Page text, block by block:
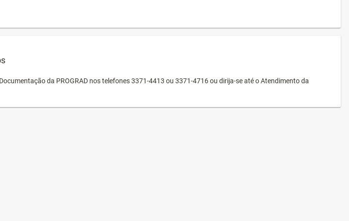
da PROGRAD nos telefones 3371-4413 ou 3371-4716 ou dirija-se até o Atendimento da